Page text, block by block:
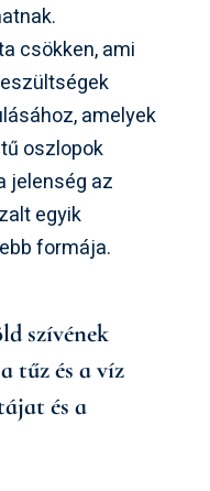
csökken, ami
amelyek
oszlopok
jelenség az
egyik
formája.
szívének
tűz és a víz
és a